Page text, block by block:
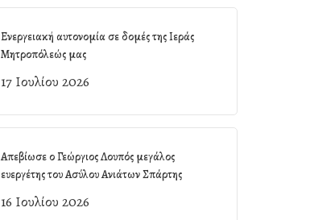
Ενεργειακή αυτονομία σε δομές της Ιεράς
Μητροπόλεώς μας
17 Ιουλίου 2026
Απεβίωσε ο Γεώργιος Λουπός μεγάλος
ευεργέτης του Ασύλου Ανιάτων Σπάρτης
16 Ιουλίου 2026